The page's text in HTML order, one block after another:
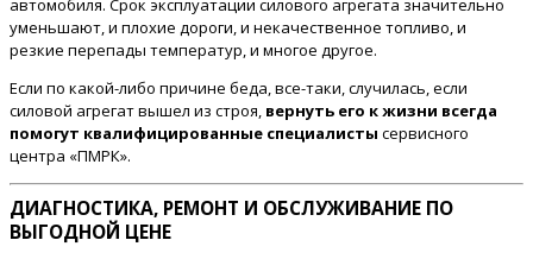
автомобиля. Срок эксплуатации силового агрегата значительно
уменьшают, и плохие дороги, и некачественное топливо, и
резкие перепады температур, и многое другое.
Если по какой-либо причине беда, все-таки, случилась, если
силовой агрегат вышел из строя, вернуть его к жизни всегда
помогут квалифицированные специалисты сервисного
центра «ПМРК».
ДИАГНОСТИКА, РЕМОНТ И ОБСЛУЖИВАНИЕ ПО
ВЫГОДНОЙ ЦЕНЕ